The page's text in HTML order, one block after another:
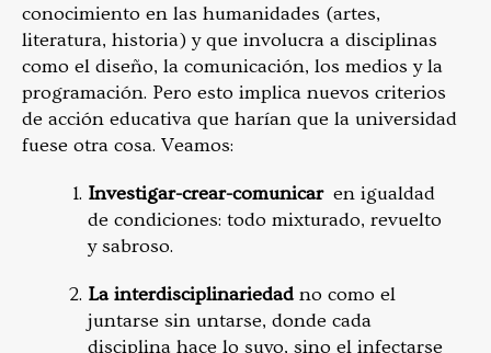
conocimiento en las humanidades (artes,
literatura, historia) y que involucra a disciplinas
como el diseño, la comunicación, los medios y la
programación. Pero esto implica nuevos criterios
de acción educativa que harían que la universidad
fuese otra cosa. Veamos:
Investigar-crear-comunicaren igualdad
de condiciones: todo mixturado, revuelto
y sabroso.
La interdisciplinariedadno como el
juntarse sin untarse, donde cada
disciplina hace lo suyo, sino el infectarse